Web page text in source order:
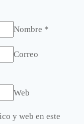
Nombre *
Correo
Web
y web en este